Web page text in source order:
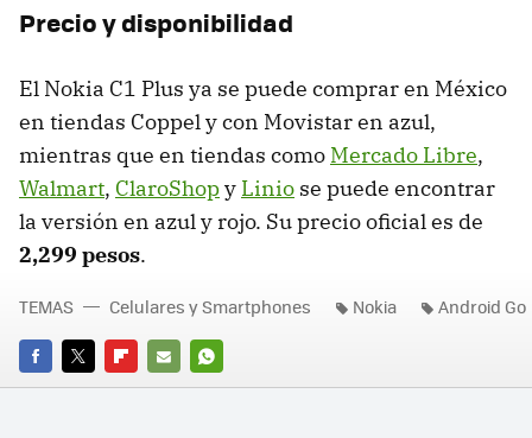
Precio y disponibilidad
El Nokia C1 Plus ya se puede comprar en México
en tiendas Coppel y con Movistar en azul,
mientras que en tiendas como Mercado Libre,
Walmart, ClaroShopy Linio se puede encontrar
la versión en azul y rojo. Su precio oficial es de
2,299 pesos.
FACEBOOK
TWITTERFLIPBOARD
E-
WHATSAPP
TEMAS Celulares y Smartphones Nokia Android Go